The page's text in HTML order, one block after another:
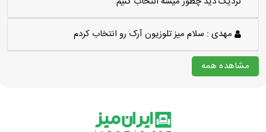
مهدی : سلام میز تلوزیون آرک رو انتخاب کردم
مشاهده همه